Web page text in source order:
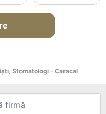
Stomatologi - Caracal